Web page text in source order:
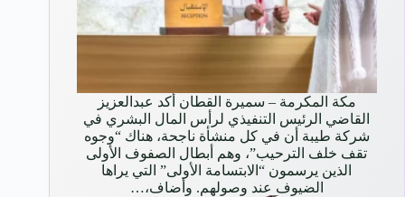
مكة المكرمة – سميرة القطان أكد عبدالعزيز
القاضي الرئيس التنفيذي لرأس المال البشري في
شركة طيبة أن في كل منشأة ناجحة، هناك “وجوه
تقف خلف الترحيب”، وهم أبطال الصفوف الأولى
الذين يرسمون “الابتسامة الأولى” التي يراها
الضيوف عند وصولهم. وأضاف،…